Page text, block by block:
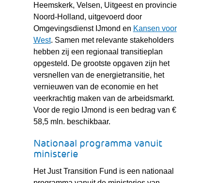
Heemskerk, Velsen, Uitgeest en provincie
Noord-Holland, uitgevoerd door
Omgevingsdienst IJmond en Kansen voor
West(verwijst
naar
een
andere
website)
. Samen met relevante stakeholders
hebben zij een regionaal transitieplan
opgesteld. De grootste opgaven zijn het
versnellen van de energietransitie, het
vernieuwen van de economie en het
veerkrachtig maken van de arbeidsmarkt.
Voor de regio IJmond is een bedrag van €
58,5 mln. beschikbaar.
Nationaal programma vanuit
ministerie
Het Just Transition Fund is een nationaal